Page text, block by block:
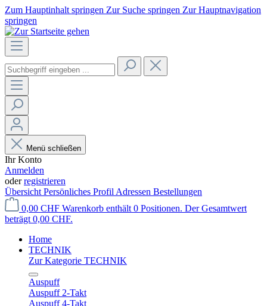
Zum Hauptinhalt springen Zur Suche springen Zur Hauptnavigation
springen
Menü schließen
Ihr Konto
Anmelden
oderregistrieren
Übersicht Persönliches Profil Adressen Bestellungen
0,00 CHF Warenkorb enthält 0 Positionen. Der Gesamtwert
beträgt 0,00 CHF.
Home
TECHNIK
Zur Kategorie TECHNIK
Auspuff
Auspuff 2-Takt
Auspuff 4-Takt